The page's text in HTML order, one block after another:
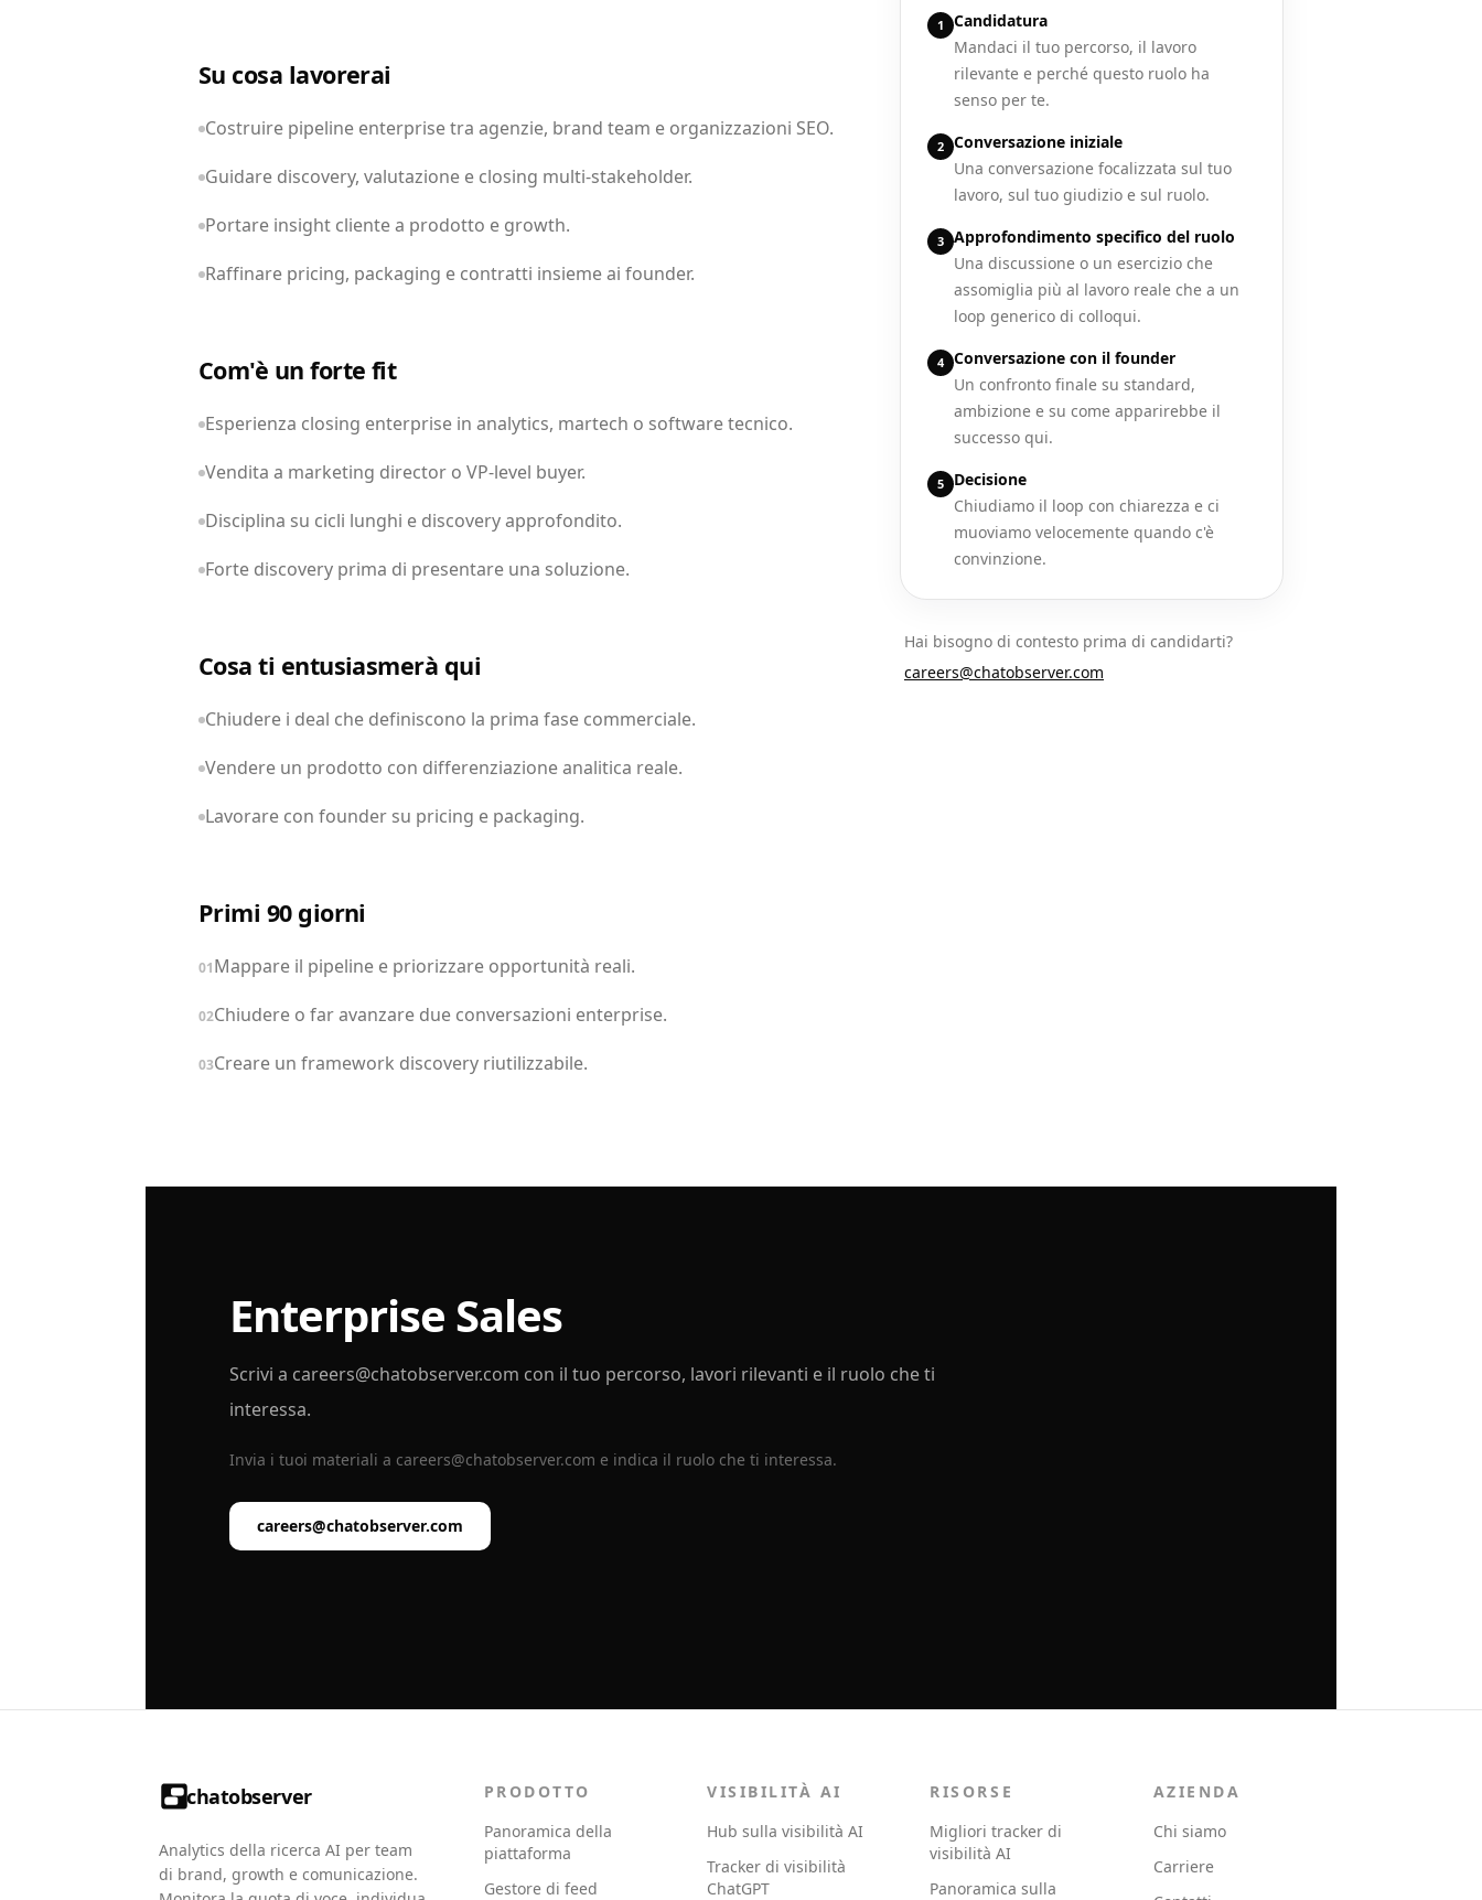
Su cosa lavorerai
Costruire pipeline enterprise tra agenzie, brand team e organizzazioni SEO.
Guidare discovery, valutazione e closing multi-stakeholder.
Portare insight cliente a prodotto e growth.
Raffinare pricing, packaging e contratti insieme ai founder.
Com'è un forte fit
Esperienza closing enterprise in analytics, martech o software tecnico.
Vendita a marketing director o VP-level buyer.
Disciplina su cicli lunghi e discovery approfondito.
Forte discovery prima di presentare una soluzione.
Cosa ti entusiasmerà qui
Chiudere i deal che definiscono la prima fase commerciale.
Vendere un prodotto con differenziazione analitica reale.
Lavorare con founder su pricing e packaging.
Primi 90 giorni
01Mappare il pipeline e priorizzare opportunità reali.
02Chiudere o far avanzare due conversazioni enterprise.
03Creare un framework discovery riutilizzabile.
1
Candidatura
Mandaci il tuo percorso, il lavoro
rilevante e perché questo ruolo ha
senso per te.
2 Conversazione iniziale
Una conversazione focalizzata sul tuo
lavoro, sul tuo giudizio e sul ruolo.
3 Approfondimento specifico del ruolo
Una discussione o un esercizio che
assomiglia più al lavoro reale che a un
loop generico di colloqui.
4 Conversazione con il founder
Un confronto finale su standard,
ambizione e su come apparirebbe il
successo qui.
5
Decisione
Chiudiamo il loop con chiarezza e ci
muoviamo velocemente quando c'è
convinzione.
Hai bisogno di contesto prima di candidarti?
careers@chatobserver.com
Enterprise Sales
Scrivi a careers@chatobserver.com con il tuo percorso, lavori rilevanti e il ruolo che ti
interessa.
Invia i tuoi materiali a careers@chatobserver.com e indica il ruolo che ti interessa.
careers@chatobserver.com
chatobserver
Analytics della ricerca AI per team
di brand, growth e comunicazione.
PRODOTTO
Panoramica della
piattaforma
Gestore di feed
VISIBILITÀ AI
Hub sulla visibilità AI
Tracker di visibilità
ChatGPT
RISORSE
Migliori tracker di
visibilità AI
Panoramica sulla
AZIENDA
Chi siamo
Carriere